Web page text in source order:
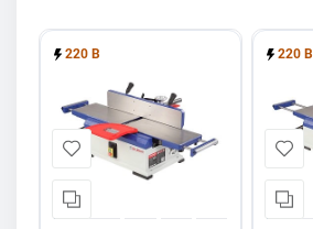
220 В 220 В